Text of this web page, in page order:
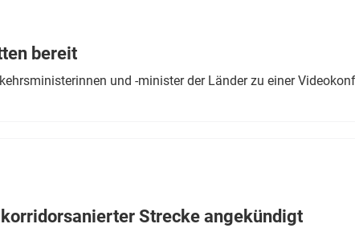
bereit
und -minister der Länder zu einer
Strecke angekündigt